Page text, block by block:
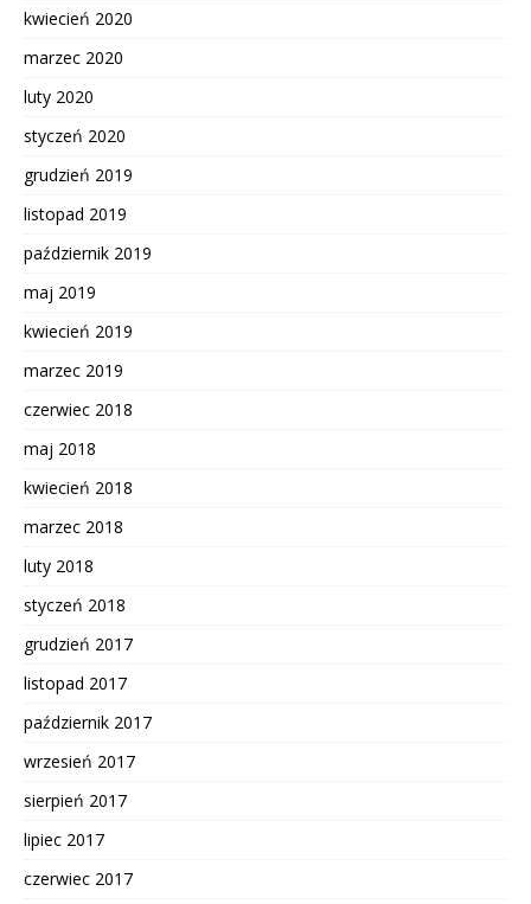
kwiecień 2020
marzec 2020
luty 2020
styczeń 2020
grudzień 2019
listopad 2019
październik 2019
maj 2019
kwiecień 2019
marzec 2019
czerwiec 2018
maj 2018
kwiecień 2018
marzec 2018
luty 2018
styczeń 2018
grudzień 2017
listopad 2017
październik 2017
wrzesień 2017
sierpień 2017
lipiec 2017
czerwiec 2017